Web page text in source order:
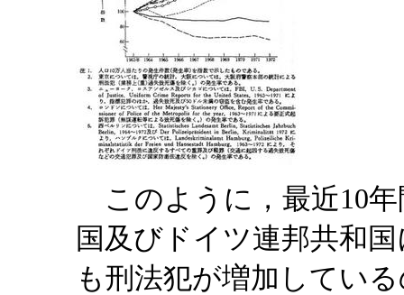
このように，最近10
国及びドイツ連邦共和
も刑法犯が増加してい